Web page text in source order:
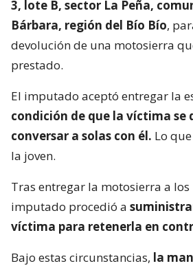
3, lote B, sector La Peña,
Bárbara, región del Bío Bío,
devolución de una motosierra
prestado.
El imputado aceptó entregar la
condición de que la víctima se
conversar a solas con él. Lo
la joven.
Tras entregar la motosierra a los
imputado procedió a
víctima para retenerla en
Bajo estas circunstancias, la